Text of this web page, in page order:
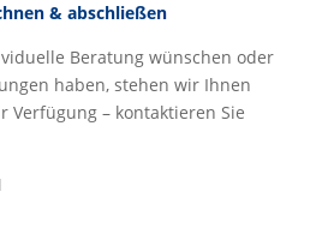
& abschließen
Beratung wünschen oder
haben, stehen wir Ihnen
Verfügung – kontaktieren Sie